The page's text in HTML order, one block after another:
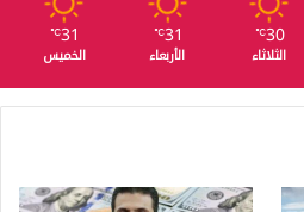
30
℃
الثلاثاء
31
℃
الأربعاء
31
℃
الخميس